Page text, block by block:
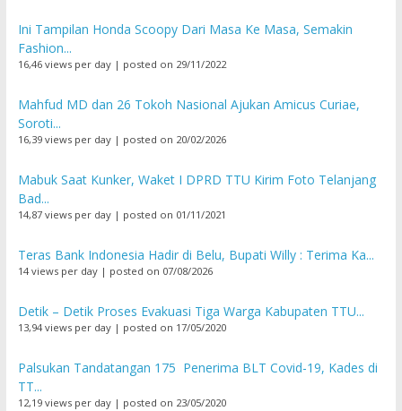
Ini Tampilan Honda Scoopy Dari Masa Ke Masa, Semakin
Fashion...
16,46 views per day| posted on 29/11/2022
Mahfud MD dan 26 Tokoh Nasional Ajukan Amicus Curiae,
Soroti...
16,39 views per day| posted on 20/02/2026
Mabuk Saat Kunker, Waket I DPRD TTU Kirim Foto Telanjang
Bad...
14,87 views per day| posted on 01/11/2021
Teras Bank Indonesia Hadir di Belu, Bupati Willy : Terima Ka...
14 views per day| posted on 07/08/2026
Detik – Detik Proses Evakuasi Tiga Warga Kabupaten TTU...
13,94 views per day| posted on 17/05/2020
Palsukan Tandatangan 175 Penerima BLT Covid-19, Kades di
TT...
12,19 views per day| posted on 23/05/2020